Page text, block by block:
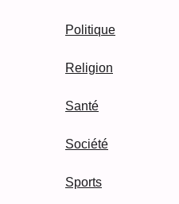
Politique
Religion
Santé
Société
Sports